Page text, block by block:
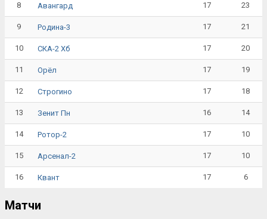
8 Авангард 17 23
9 Родина-3 17 21
10 СКА-2 Хб 17 20
11 Орёл 17 19
12 Строгино 17 18
13 Зенит Пн 16 14
14 Ротор-2 17 10
15 Арсенал-2 17 10
16 Квант 17 6
Матчи